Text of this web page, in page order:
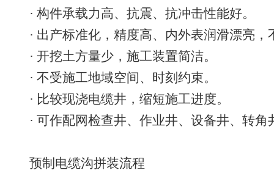
· 构件承载力高、抗震、抗冲击性能好。
· 出产标准化，精度高、内外表润滑漂亮，
· 开挖土方量少，施工装置简洁。
· 不受施工地域空间、时刻约束。
· 比较现浇电缆井，缩短施工进度。
· 可作配网检查井、作业井、设备井、转角
预制电缆沟拼装流程